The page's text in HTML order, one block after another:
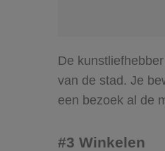
De
van de stad. Je
een bezoek al de
#3 Winkelen